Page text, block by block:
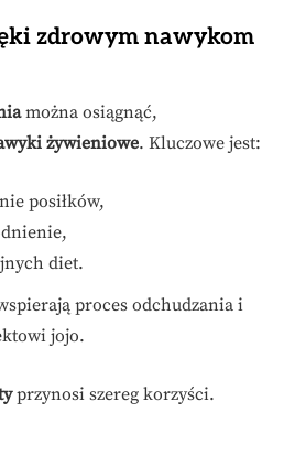
zdrowym nawykom
można osiągnąć,
żywieniowe. Kluczowe jest:
posiłków,
diet.
proces odchudzania i
jojo.
przynosi szereg korzyści.